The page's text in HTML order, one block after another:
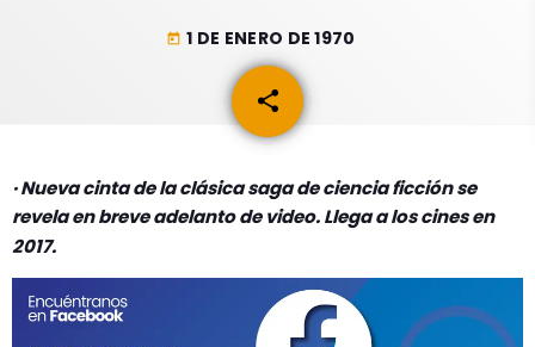
ESLATINO NEWS
ESPECTÁCULOS
GEEKERS
LOS + TOP
PROGRAMACIÓN
INICIO
today 1 DE ENERO DE 1970
share
email
· Nueva cinta de la clásica saga de ciencia ficción se
revela en breve adelanto de video. Llega a los cines en
2017.